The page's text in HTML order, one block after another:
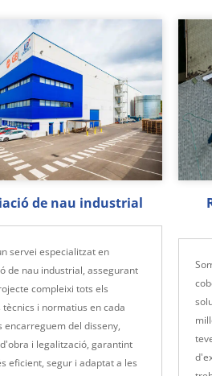
de nau industrial
servei especialitzat en
de nau industrial, assegurant
compleixi tots els
tècnics i normatius en cada
encarreguem del disseny,
i legalització, garantint
eficient, segur i adaptat a les